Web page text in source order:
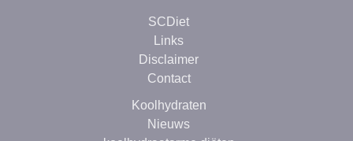
SCDiet
Links
Disclaimer
Contact
Koolhydraten
Nieuws